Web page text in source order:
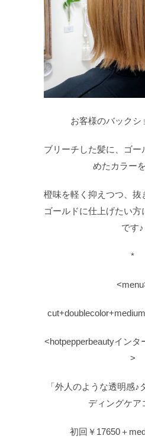
お客様のバックシ
ブリーチした髪に、ゴ
めたカラーを
橙味を軽く抑えつつ、抜
ゴールドに仕上げたい
です♪
*
<hotpepperbeautyインタ
>
「外人のような透明感♪
ディングケア
初回￥17650＋